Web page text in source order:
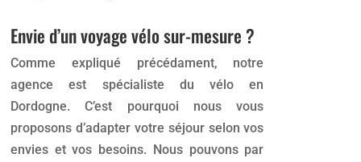
Envie d’un voyage vélo sur-mesure ?
Comme expliqué précédament, notre
agence est spécialiste du vélo en
Dordogne. C’est pourquoi nous vous
proposons d’adapter votre séjour selon vos
envies et vos besoins. Nous pouvons par